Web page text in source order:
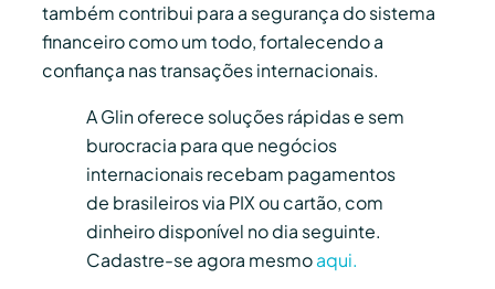
também contribui para a segurança do sistema
financeiro como um todo, fortalecendo a
confiança nas transações internacionais.
A Glin oferece soluções rápidas e sem
burocracia para que negócios
internacionais recebam pagamentos
de brasileiros via PIX ou cartão, com
dinheiro disponível no dia seguinte.
Cadastre-se agora mesmoaqui.